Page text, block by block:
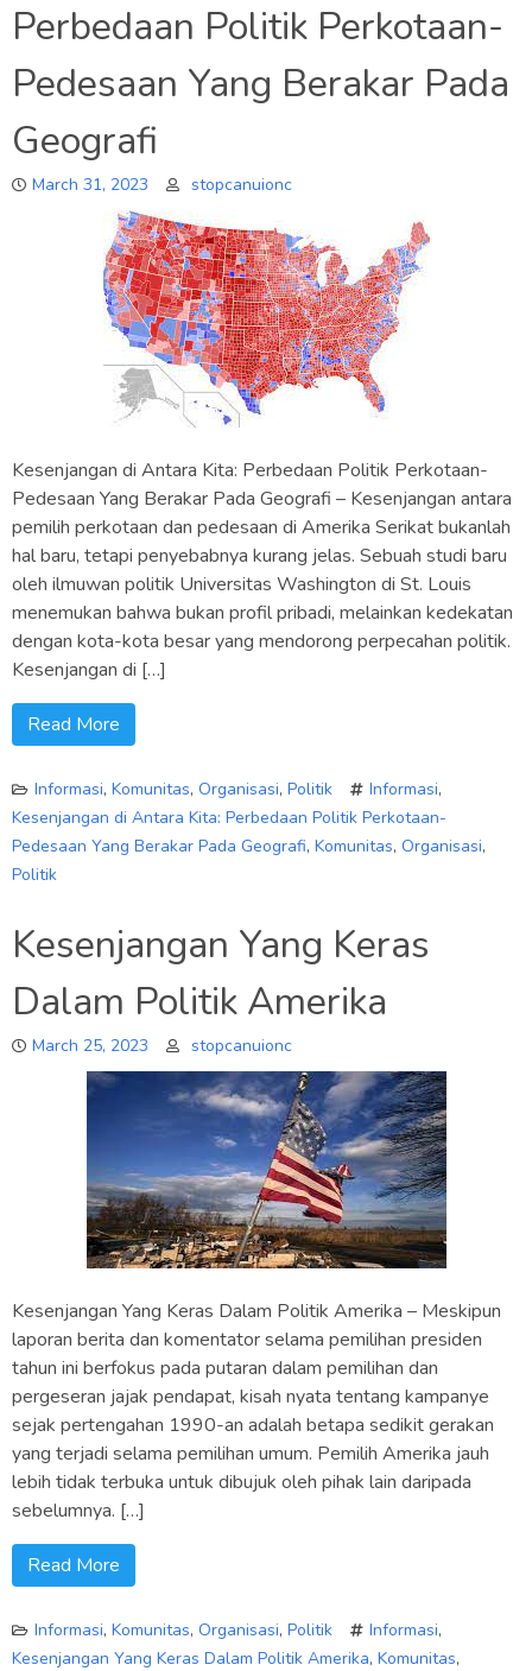
Perbedaan Politik Perkotaan-
Pedesaan Yang Berakar Pada
Geografi
March 31, 2023 stopcanuionc
Kesenjangan di Antara Kita: Perbedaan Politik Perkotaan-
Pedesaan Yang Berakar Pada Geografi – Kesenjangan antara
pemilih perkotaan dan pedesaan di Amerika Serikat bukanlah
hal baru, tetapi penyebabnya kurang jelas. Sebuah studi baru
oleh ilmuwan politik Universitas Washington di St. Louis
menemukan bahwa bukan profil pribadi, melainkan kedekatan
dengan kota-kota besar yang mendorong perpecahan politik.
Kesenjangan di […]
Read More
Informasi, Komunitas, Organisasi, Politik Informasi,
Kesenjangan di Antara Kita: Perbedaan Politik Perkotaan-
Pedesaan Yang Berakar Pada Geografi, Komunitas, Organisasi,
Politik
Kesenjangan Yang Keras
Dalam Politik Amerika
March 25, 2023 stopcanuionc
Kesenjangan Yang Keras Dalam Politik Amerika – Meskipun
laporan berita dan komentator selama pemilihan presiden
tahun ini berfokus pada putaran dalam pemilihan dan
pergeseran jajak pendapat, kisah nyata tentang kampanye
sejak pertengahan 1990-an adalah betapa sedikit gerakan
yang terjadi selama pemilihan umum. Pemilih Amerika jauh
lebih tidak terbuka untuk dibujuk oleh pihak lain daripada
sebelumnya. […]
Read More
Informasi, Komunitas, Organisasi, Politik Informasi,
Kesenjangan Yang Keras Dalam Politik Amerika, Komunitas,